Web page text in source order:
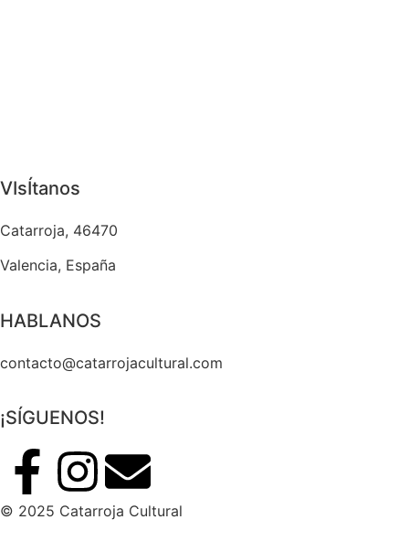
VIsÍtanos
Catarroja, 46470
Valencia, España
HABLANOS
contacto@catarrojacultural.com
¡SÍGUENOS!
© 2025 Catarroja Cultural